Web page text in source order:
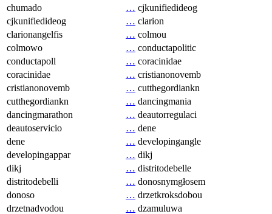
chumado
… cjkunifiedideog
cjkunifiedideog
… clarion
clarionangelfis
… colmou
colmowo
… conductapolitic
conductapoll
… coracinidae
coracinidae
… cristianonovemb
cristianonovemb
… cutthegordiankn
cutthegordiankn
… dancingmania
dancingmarathon
… deautorregulaci
deautoservicio
… dene
dene
… developingangle
developingappar
… dikj
dikj
… distritodebelle
distritodebelli
… donosnymgłosem
donoso
… drzetkroksdobou
drzetnadvodou
… dzamuluwa